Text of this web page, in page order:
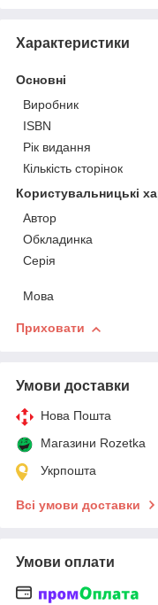
Характеристики
Основні
Виробник
ISBN
Рік видання
Кількість сторінок
Користувальницькі
Автор
Обкладинка
Серія
Мова
Приховати
Умови доставки
Нова Пошта
Магазини Rozetka
Укрпошта
Всі умови доставки
Умови оплати